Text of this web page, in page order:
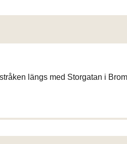
längs med Storgatan i